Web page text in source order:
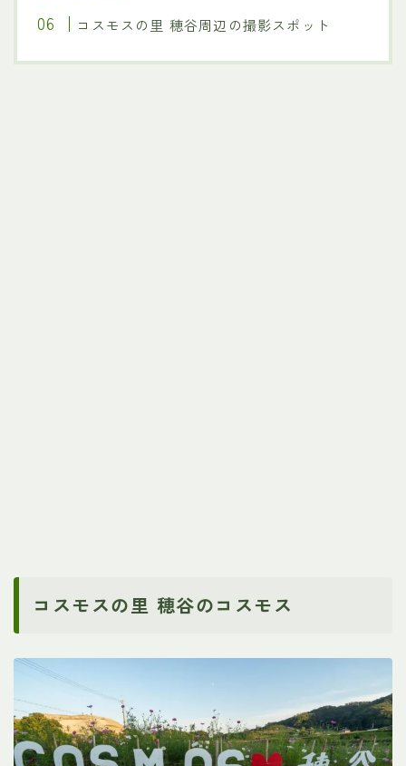
コスモスの里 穂谷周辺の撮影スポット
コスモスの里 穂谷のコスモス